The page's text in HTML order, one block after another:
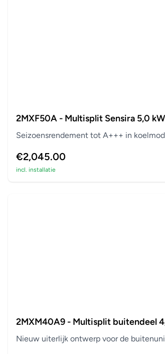
2MXF50A - Multisplit Sensira 5,0
Seizoensrendement tot A+++ in
€2,045.00
incl. installatie
2MXM40A9 - Multisplit buitendeel
Nieuw uiterlijk ontwerp voor de